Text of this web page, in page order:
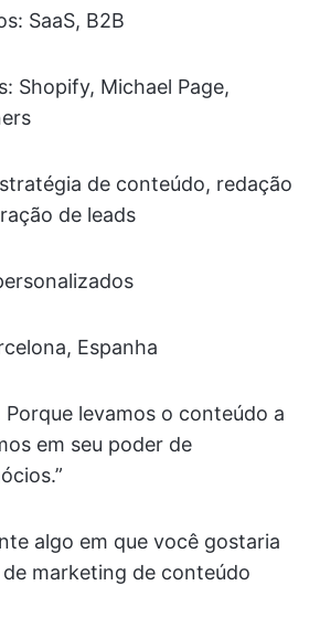
SaaS, B2B
Shopify, Michael Page,
de conteúdo, redação
de leads
Espanha
levamos o conteúdo a
em seu poder de
algo em que você gostaria
de marketing de conteúdo